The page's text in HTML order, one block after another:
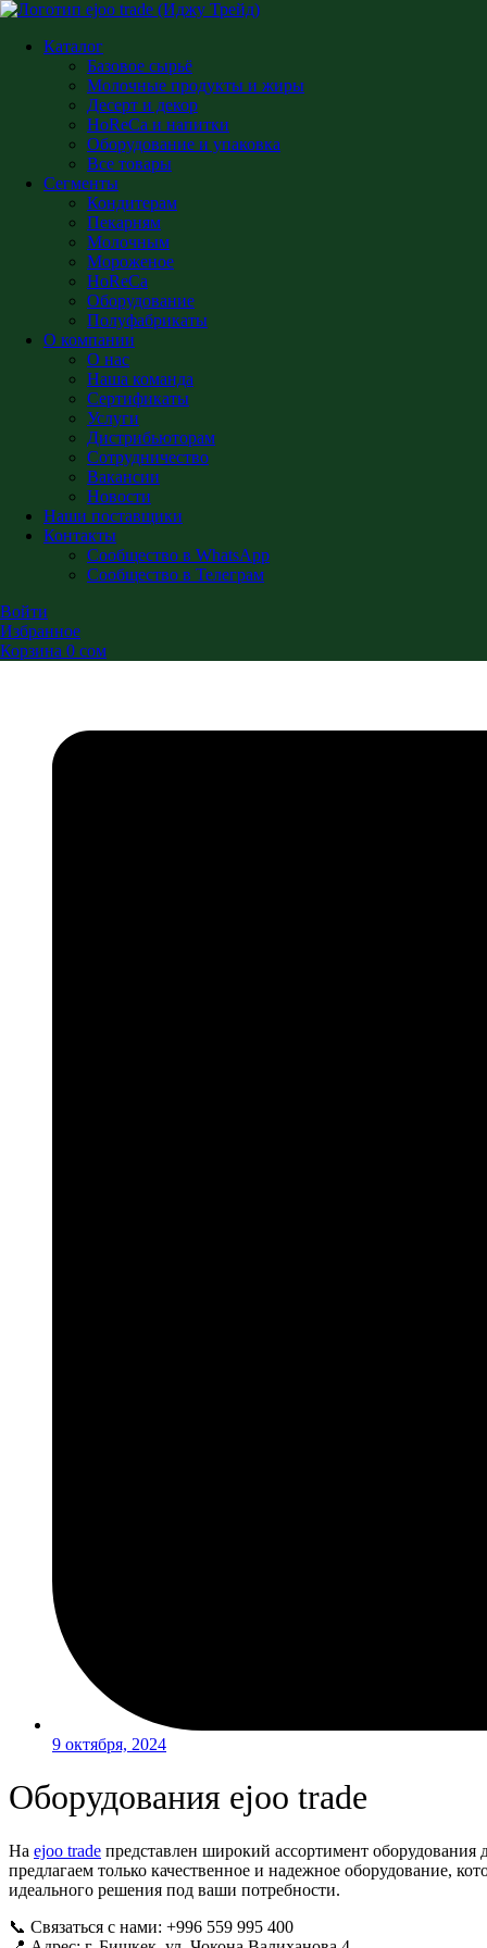
Каталог
Базовое сырьё
Молочные продукты и жиры
Десерт и декор
HoReCa и напитки
Оборудование и упаковка
Все товары
Сегменты
Кондитерам
Пекарням
Молочным
Мороженое
HoReCa
Оборудование
Полуфабрикаты
О компании
О нас
Наша команда
Сертификаты
Услуги
Дистрибьюторам
Сотрудничество
Вакансии
Новости
Наши поставщики
Контакты
Сообщество в WhatsApp
Сообщество в Телеграм
Войти
Избранное
Корзина 0 сом
9 октября, 2024
Оборудования ejoo trade
На ejoo trade представлен широкий ассортимент
предлагаем только качественное и надежное оборудование,
идеального решения под ваши потребности.
📞 Связаться с нами: +996 559 995 400